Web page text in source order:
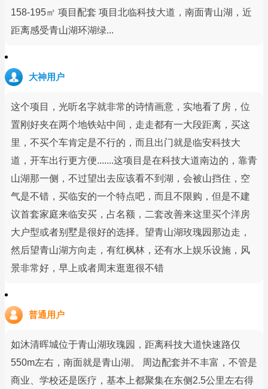
158-195㎡ 项目配套 项目北临科技大道，南面青山湖，近
距离感受青山湖环湖绿...
大神用户
这个项目，光听名字就非常的诗情画意，实地看了房，位
置刚好夹在两个地铁站中间，走走都有一大段距离，买这
里，不买个车肯定是不行的，而且出门就是临安科技大
道，开车出行更方便.......这项目是在科技大道南边的，靠青
山湖那一侧，不过望出去应该看不到湖，会被山挡住，空
气是不错，买临安的一个特点吧，而且不限购，但是不建
议首套家庭来临安买，占名额，二套改善来这里买个洋房
大户型或者别墅是很好的选择。望青山湖玫瑰园那边走，
然后望青山湖方向走，有红枫林，还有水上娱乐设施，风
景非常好，早上或者周末逛逛很不错
普通用户
如沐清晖城位于青山湖玫瑰园，距离科技大道快速路仅
550m左右，南面就是青山湖。 周边配套并不丰富，不管是
商业、学校还是医疗，基本上都聚集在东侧2.5公里左右得